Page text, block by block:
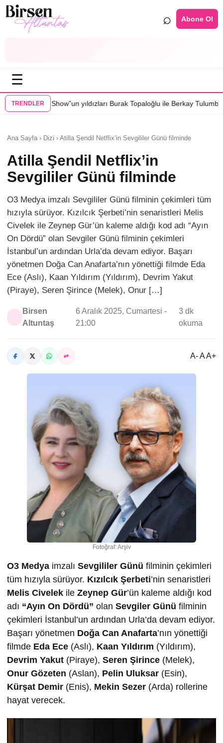
⌕ Abone Ol
☰
TRENDLER
yıldızları Burak Topaloğlu ile Berkay Tulumbacı “Ecünni” filminde
Ana Sayfa › Dizi › Atilla Şendil Netflix’in Sevgililer Günü filminde
Atilla Şendil Netflix’in
Sevgililer Günü filminde
O3 Medya imzalı Sevgililer Günü filminin çekimleri tüm
hızıyla sürüyor. Kızılcık Şerbeti’nin senaristleri Melis
Civelek ile Zeynep Gür’ün kaleme aldığı kod adı “Ayın
On Dördü” olan Sevgiler Günü filminin çekimleri
İstanbul’un ardından Urla’da devam ediyor. Başarı
yönetmen Doğa Can Anafarta’nın yönettiği filmde Eda
Ece (Aslı), Kaan Yıldırım (Yıldırım), Devrim Yakut
(Piraye), Seren Şirince (Melek), Onur […]
Birsen
Altuntaş
6 Aralık 2025, Cumartesi -
21:00
3 dk
okuma
A- A A+
Fotoğraf: Arşiv
O3 Medya imzalı Sevgililer Günü filminin çekimleri
tüm hızıyla sürüyor. Kızılcık Şerbeti’nin senaristleri
Melis Civelek ile Zeynep Gür’ün kaleme aldığı kod
adı “Ayın On Dördü” olan Sevgiler Günü filminin
çekimleri İstanbul’un ardından Urla’da devam ediyor.
Başarı yönetmen Doğa Can Anafarta’nın yönettiği
filmde Eda Ece (Aslı), Kaan Yıldırım (Yıldırım),
Devrim Yakut (Piraye), Seren Şirince (Melek),
Onur Gözeten (Aslan), Pelin Uluksar (Esin),
Kürşat Demir (Enis), Mekin Sezer (Arda) rollerine
hayat verecek.